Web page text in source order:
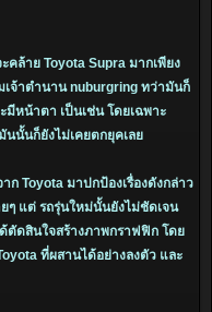
คล้าย Toyota Supra มากเพียง
จ้าตำนาน nuburgring ทว่ามันก็
มีหน้าตา เป็นเช่น โดยเฉพาะ
นั้นก็ยังไม่เคยตกยุคเลย
ก Toyota มาปกป้องเรื่องดังกล่าว
ๆ แต่ รถรุ่นใหม่นั้นยังไม่ชัดเจน
ตัดสินใจสร้างภาพกราฟฟิก โดย
ที่ผสานได้อย่างลงตัว และ